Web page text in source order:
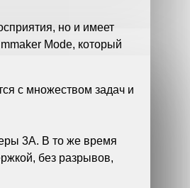
но и имеет
Mode, который
с множеством задач и
3A. В то же время
без разрывов,